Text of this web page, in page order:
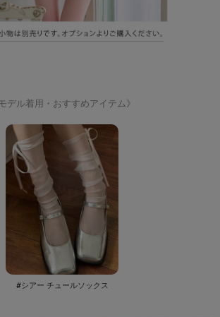
モデル着用・おすすめアイテム》
#シアー チュールソックス